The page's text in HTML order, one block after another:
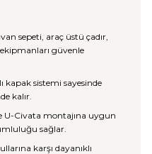
sepeti, araç üstü çadır,
güvenle
kapak sistemi sayesinde
kalır.
U-Civata montajına uygun
sağlar.
karşı dayanıklı